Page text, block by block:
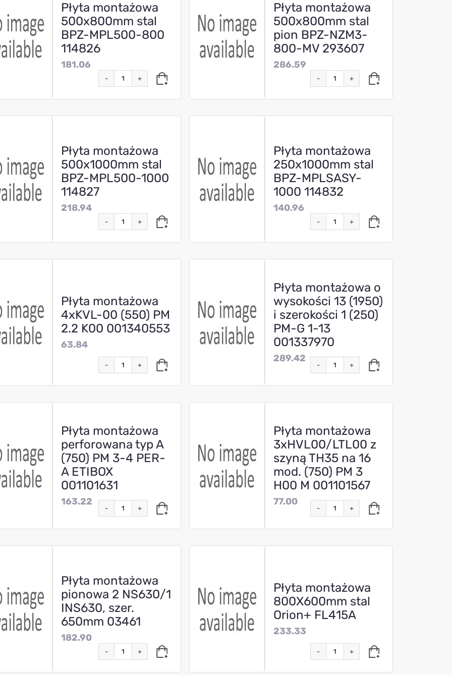
Płyta montażowa
500x800mm stal
BPZ-MPL500-800
114826
181.06
- +
Płyta montażowa
500x800mm stal
pion BPZ-NZM3-
800-MV 293607
286.59
- +
Płyta montażowa
500x1000mm stal
BPZ-MPL500-1000
114827
218.94
- +
Płyta montażowa
250x1000mm stal
BPZ-MPLSASY-
1000 114832
140.96
- +
Płyta montażowa
4xKVL-00 (550) PM
2.2 K00 001340553
63.84
- +
Płyta montażowa o
wysokości 13 (1950)
i szerokości 1 (250)
PM-G 1-13
001337970
289.42
- +
Płyta montażowa
perforowana typ A
(750) PM 3-4 PER-
A ETIBOX
001101631
163.22
- +
Płyta montażowa
3xHVL00/LTL00 z
szyną TH35 na 16
mod. (750) PM 3
H00 M 001101567
77.00
- +
Płyta montażowa
pionowa 2 NS630/1
INS630, szer.
650mm 03461
182.90
- +
Płyta montażowa
800X600mm stal
Orion+ FL415A
233.33
- +